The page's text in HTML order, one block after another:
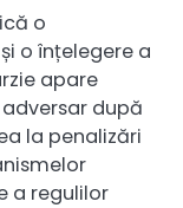
o
o înțelegere a
apare
după
la penalizări
a regulilor